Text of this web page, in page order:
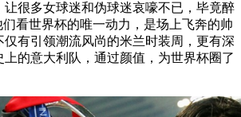
很多女球迷和伪球迷哀嚎不已，毕竟醉
们看世界杯的唯一动力，是场上飞奔的帅
有引领潮流风尚的米兰时装周，更有深
的意大利队，通过颜值，为世界杯圈了